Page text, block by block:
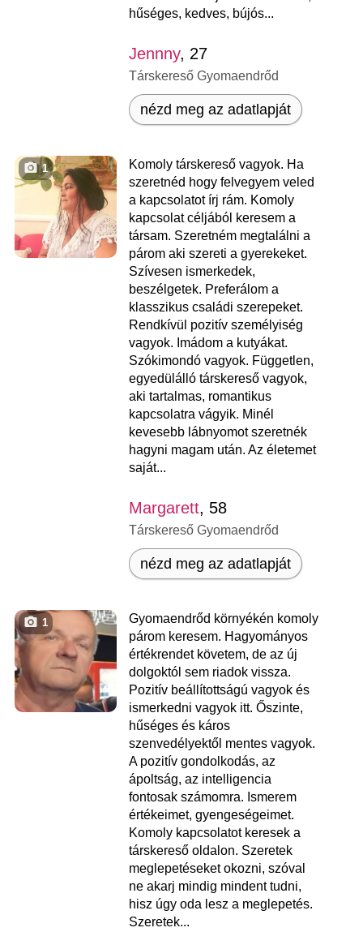
hűséges, kedves, bújós...
Jennny, 27
Társkereső Gyomaendrőd
nézd meg az adatlapját
1
Komoly társkereső vagyok. Ha
szeretnéd hogy felvegyem veled
a kapcsolatot írj rám. Komoly
kapcsolat céljából keresem a
társam. Szeretném megtalálni a
párom aki szereti a gyerekeket.
Szívesen ismerkedek,
beszélgetek. Preferálom a
klasszikus családi szerepeket.
Rendkívül pozitív személyiség
vagyok. Imádom a kutyákat.
Szókimondó vagyok. Független,
egyedülálló társkereső vagyok,
aki tartalmas, romantikus
kapcsolatra vágyik. Minél
kevesebb lábnyomot szeretnék
hagyni magam után. Az életemet
saját...
Margarett, 58
Társkereső Gyomaendrőd
nézd meg az adatlapját
1
Gyomaendrőd környékén komoly
párom keresem. Hagyományos
értékrendet követem, de az új
dolgoktól sem riadok vissza.
Pozitív beállítottságú vagyok és
ismerkedni vagyok itt. Őszinte,
hűséges és káros
szenvedélyektől mentes vagyok.
A pozitív gondolkodás, az
ápoltság, az intelligencia
fontosak számomra. Ismerem
értékeimet, gyengeségeimet.
Komoly kapcsolatot keresek a
társkereső oldalon. Szeretek
meglepetéseket okozni, szóval
ne akarj mindig mindent tudni,
hisz úgy oda lesz a meglepetés.
Szeretek...